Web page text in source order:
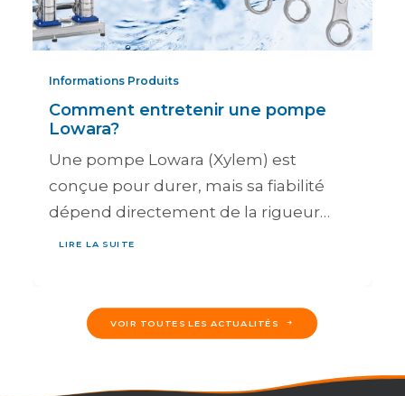
Informations Produits
Comment entretenir une pompe
Lowara?
Une pompe Lowara (Xylem) est
conçue pour durer, mais sa fiabilité
dépend directement de la rigueur…
LIRE LA SUITE
VOIR TOUTES LES ACTUALITÉS